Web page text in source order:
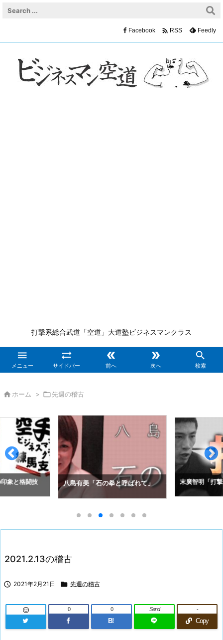
打撃系総合武道「空道」大道塾ビジネスマンクラス

メニュー

サイドバー

前へ

次へ

検索
Facebook  RSS Feedly
 ホーム > 先週の稽古
象と格闘技 八島有美「石の拳と呼ばれて」 末廣智明「打
2021.2.13の稽古
 2021年2月21日  先週の稽古
 0
B!
0 Send
Copy
-